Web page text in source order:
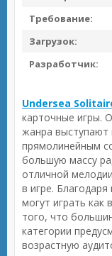
Требование:
Загрузок:
Разработчик:
Undersea
карточные игры.
жанра выступают
прямолинейным
большую массу
отличной
в игре.
могут играть как
того, что
категории
возрастную